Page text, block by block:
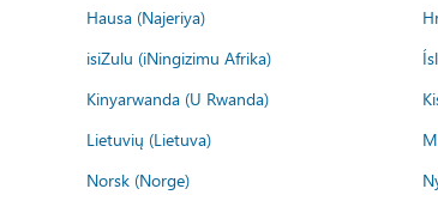
Hausa (Najeriya)
isiZulu (iNingizimu Afrika)
Kinyarwanda (U Rwanda)
Lietuvių (Lietuva)
Norsk (Norge)